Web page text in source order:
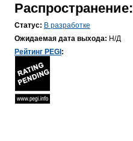
Распространение:
Статус: В разработке
Ожидаемая дата выхода: Н/Д
Рейтинг PEGI :